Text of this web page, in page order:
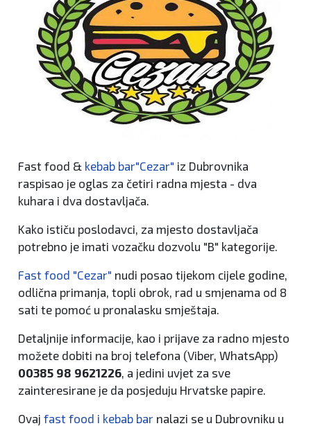
Fast food & kebab bar"Cezar" iz Dubrovnika
raspisao je oglas za četiri radna mjesta - dva
kuhara i dva dostavljača.
Kako ističu poslodavci, za mjesto dostavljača
potrebno je imati vozačku dozvolu "B" kategorije.
Fast food "Cezar" nudi posao tijekom cijele godine,
odlična primanja, topli obrok, rad u smjenama od 8
sati te pomoć u pronalasku smještaja.
Detaljnije informacije, kao i prijave za radno mjesto
možete dobiti na broj telefona (Viber, WhatsApp)
00385 98 9621226 , a jedini uvjet za sve
zainteresirane je da posjeduju Hrvatske papire.
Ovaj fast food i kebab bar nalazi se u Dubrovniku u